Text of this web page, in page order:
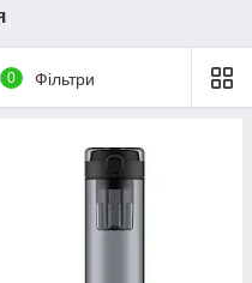
0 Фільтри